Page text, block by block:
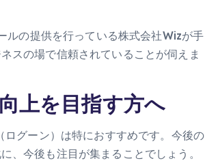
の提供を行っている株式会社Wizが手
スの場で信頼されていることが伺えま
上を目指す方へ
グーン）は特におすすめです。今後の
、今後も注目が集まることでしょう。